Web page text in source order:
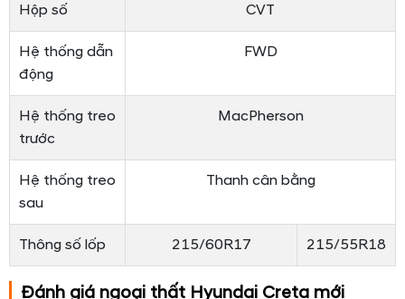
Hộp số CVT
Hệ thống dẫn
động
FWD
Hệ thống treo
trước
MacPherson
Hệ thống treo
sau
Thanh cân bằng
Thông số lốp 215/60R17 215/55R18
Đánh giá ngoại thất Hyundai Creta mới